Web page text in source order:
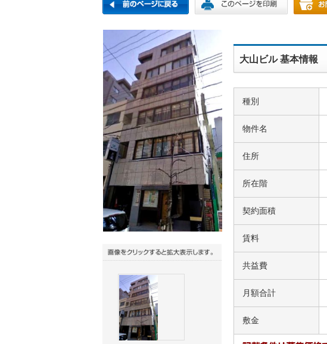
大山ビル 基本情報
種別
物件名
住所
所在階
契約面積
賃料
共益費
月額合計
敷金